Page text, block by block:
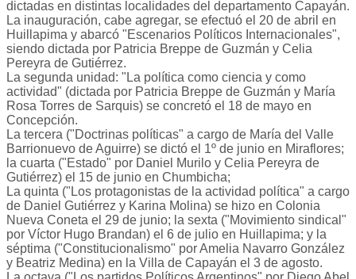
dictadas en distintas localidades del departamento Capayán.
La inauguración, cabe agregar, se efectuó el 20 de abril en
Huillapima y abarcó "Escenarios Políticos Internacionales",
siendo dictada por Patricia Breppe de Guzmán y Celia
Pereyra de Gutiérrez.
La segunda unidad: "La política como ciencia y como
actividad" (dictada por Patricia Breppe de Guzmán y María
Rosa Torres de Sarquis) se concretó el 18 de mayo en
Concepción.
La tercera ("Doctrinas políticas" a cargo de María del Valle
Barrionuevo de Aguirre) se dictó el 1º de junio en Miraflores;
la cuarta ("Estado" por Daniel Murilo y Celia Pereyra de
Gutiérrez) el 15 de junio en Chumbicha;
La quinta ("Los protagonistas de la actividad política" a cargo
de Daniel Gutiérrez y Karina Molina) se hizo en Colonia
Nueva Coneta el 29 de junio; la sexta ("Movimiento sindical"
por Víctor Hugo Brandan) el 6 de julio en Huillapima; y la
séptima ("Constitucionalismo" por Amelia Navarro González
y Beatriz Medina) en la Villa de Capayán el 3 de agosto.